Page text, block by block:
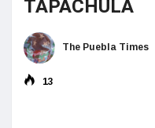
TAPACHULA
The Puebla Times
13